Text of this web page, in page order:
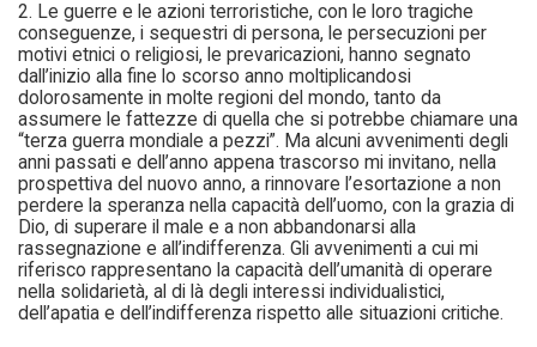
2. Le guerre e le azioni terroristiche, con le loro tragiche
conseguenze, i sequestri di persona, le persecuzioni per
motivi etnici o religiosi, le prevaricazioni, hanno segnato
dall’inizio alla fine lo scorso anno moltiplicandosi
dolorosamente in molte regioni del mondo, tanto da
assumere le fattezze di quella che si potrebbe chiamare una
“terza guerra mondiale a pezzi”. Ma alcuni avvenimenti degli
anni passati e dell’anno appena trascorso mi invitano, nella
prospettiva del nuovo anno, a rinnovare l’esortazione a non
perdere la speranza nella capacità dell’uomo, con la grazia di
Dio, di superare il male e a non abbandonarsi alla
rassegnazione e all’indifferenza. Gli avvenimenti a cui mi
riferisco rappresentano la capacità dell’umanità di operare
nella solidarietà, al di là degli interessi individualistici,
dell’apatia e dell’indifferenza rispetto alle situazioni critiche.